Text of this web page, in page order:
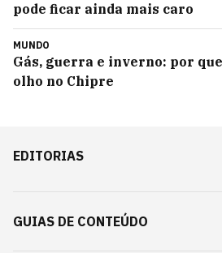
pode ficar ainda mais caro
MUNDO
Gás, guerra e inverno: por
olho no Chipre
EDITORIAS
GUIAS DE CONTEÚDO